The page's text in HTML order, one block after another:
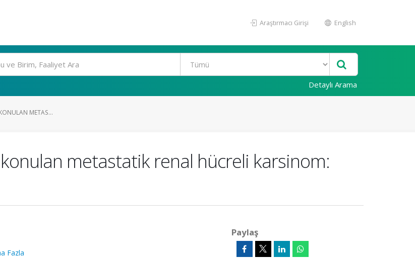
Araştırmacı Girişi English
Detaylı Arama
METAS...
metastatik renal hücreli karsinom:
Fazla
Paylaş